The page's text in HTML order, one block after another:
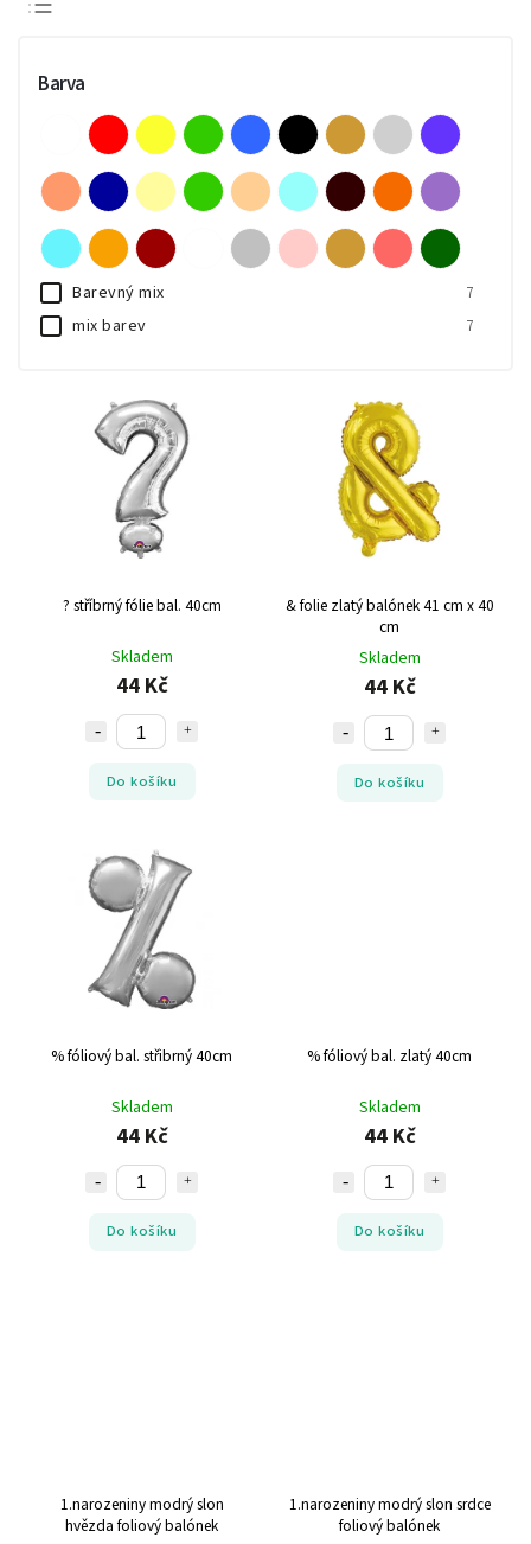
Nejlevnější
Nejdražší
Nejprodávanější
Abecedně
Barva
Barevný mix 7
mix barev 7
Cyan
Lososová
Limetková
Stříbrno-černá
? stříbrný fólie bal. 40cm
Skladem
44 Kč
Do košíku
& folie zlatý balónek 41 cm x 40
cm
Skladem
44 Kč
Do košíku
% fóliový bal. střibrný 40cm
Skladem
44 Kč
Do košíku
% fóliový bal. zlatý 40cm
Skladem
44 Kč
Do košíku
1.narozeniny modrý slon
hvězda foliový balónek
1.narozeniny modrý slon srdce
foliový balónek